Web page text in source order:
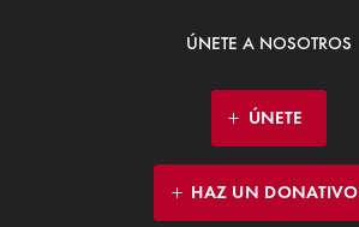
ÚNETE A NOSOTROS
ÚNETE
HAZ UN DONATIVO